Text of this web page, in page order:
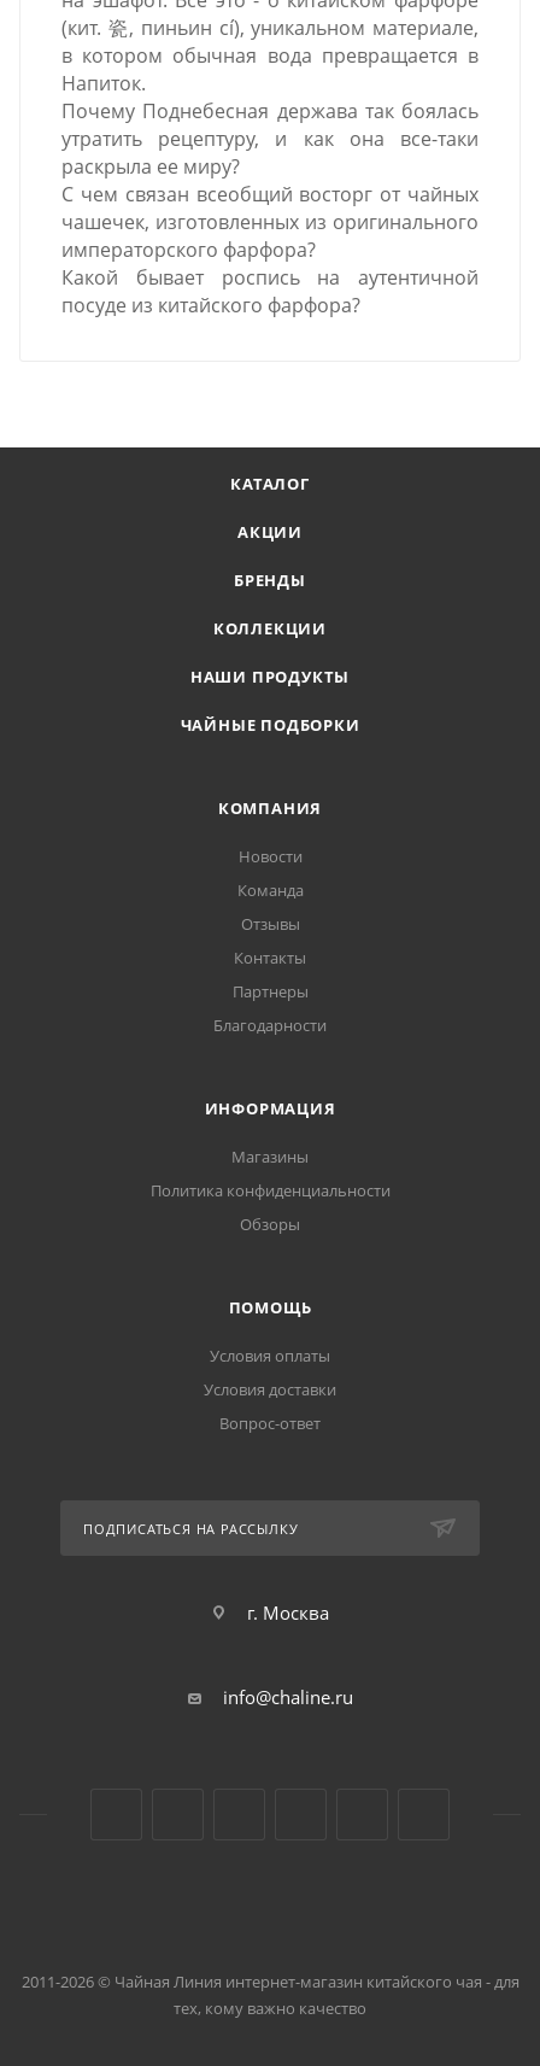
(кит. 瓷, пиньин cí), уникальном материале,
в котором обычная вода превращается в
Напиток.
Почему Поднебесная держава так боялась
утратить рецептуру, и как она все-таки
раскрыла ее миру?
С чем связан всеобщий восторг от чайных
чашечек, изготовленных из оригинального
императорского фарфора?
Какой бывает роспись на аутентичной
посуде из китайского фарфора?
КАТАЛОГ
АКЦИИ
БРЕНДЫ
КОЛЛЕКЦИИ
НАШИ ПРОДУКТЫ
ЧАЙНЫЕ ПОДБОРКИ
КОМПАНИЯ
Новости
Команда
Отзывы
Контакты
Партнеры
Благодарности
ИНФОРМАЦИЯ
Магазины
Политика конфиденциальности
Обзоры
ПОМОЩЬ
Условия оплаты
Условия доставки
Вопрос-ответ
ПОДПИСАТЬСЯ НА РАССЫЛКУ
г. Москва
info@chaline.ru
2011-2026 © Чайная Линия интернет-магазин китайского чая - для
тех, кому важно качество